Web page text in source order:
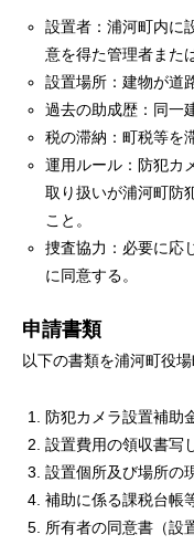
設置者：浦河町内に
意を得た管理者また
設置場所：建物が道
過去の助成歴：同一
税の滞納：町税等を
運用ルール：防犯カ
取り扱いが浦河町防
こと。
捜査協力：必要に応
に同意する。
申請書類
以下の書類を浦河町役
防犯カメラ設置補助
設置費用の領収書写
設置個所及び場所の
補助に係る課税台帳
所有者の同意書（設